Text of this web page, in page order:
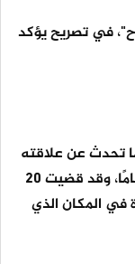
في تصريح يؤكد
تحدث عن علاقته
العمر 43 عامًا، وقد قضيت 20
في المكان الذي